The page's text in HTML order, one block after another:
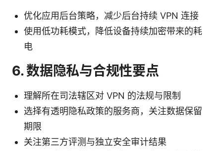
优化应用后台策略，减少后台持续 VPN 连接
使用低功耗模式，降低设备持续加密带来的耗
电
6. 数据隐私与合规性要点
理解所在司法辖区对 VPN 的法规与限制
选择有透明隐私政策的服务商，关注数据保留
期限
关注第三方评测与独立安全审计结果